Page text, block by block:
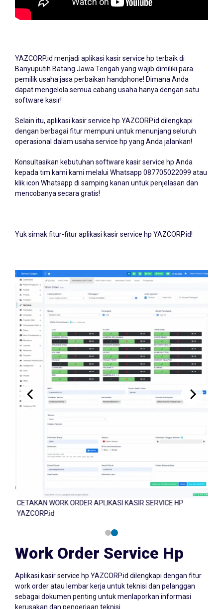
YAZCORP.id menjadi aplikasi kasir service hp terbaik di
Banyuputih Batang Jawa Tengah yang wajib dimiliki para
pemilik usaha jasa perbaikan handphone! Dimana Anda
dapat mengelola semua cabang usaha hanya dengan satu
software kasir!
Selain itu, aplikasi kasir service hp YAZCORP.id dilengkapi
dengan berbagai fitur mempuni untuk menunjang seluruh
operasional dalam usaha service hp yang Anda jalankan!
Konsultasikan kebutuhan software kasir service hp Anda
kepada tim kami kami melalui Whatsapp 087705022099 atau
klik icon Whatsapp di samping kanan untuk penjelasan dan
mencobanya secara gratis!
Yuk simak fitur-fitur aplikasi kasir service hp YAZCORP.id!
CETAKAN WORK ORDER APLIKASI KASIR SERVICE HP
YAZCORP.id
Work Order Service Hp
work order atau lembar kerja untuk teknisi dan pelanggan
sebagai dokumen penting untuk menlaporkan informasi
kerusakan dan pengerjaan teknisi.